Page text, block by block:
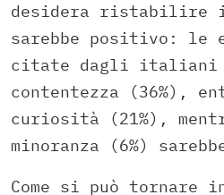
desidera ristabilire
sarebbe positivo: le
citate dagli italiani
contentezza (36%),
curiosità (21%),
minoranza (6%)
Come si può tornare